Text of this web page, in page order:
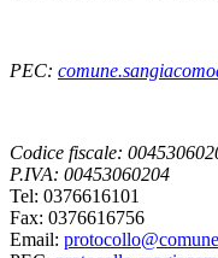
PEC:
Codice fiscale:
P.IVA: 00453060204
Tel: 0376616101
Fax: 0376616756
Email: